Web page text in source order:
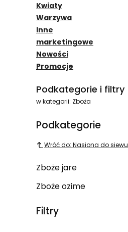
Kwiaty
Warzywa
Inne
marketingowe
Nowości
Promocje
Podkategorie i filtry
w kategorii: Zboża
Podkategorie
Wróć do: Nasiona do siewu
Zboże jare
Zboże ozime
Filtry